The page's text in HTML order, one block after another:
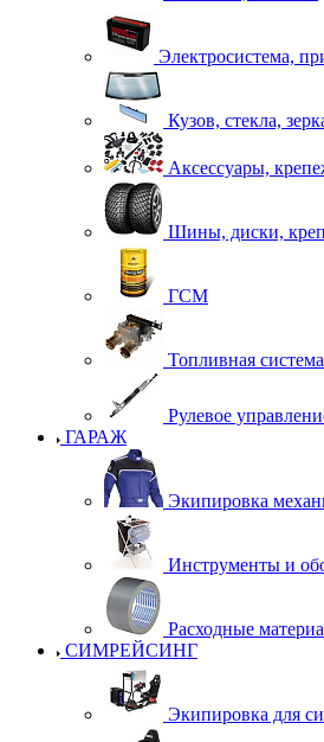
Электросистема,
Кузов, стекла,
Аксессуары,
Шины, диски,
ГСМ
Топливная система
Рулевое
ГАРАЖ
Экипировка
Инструменты и
Расходные
СИМРЕЙСИНГ
Экипировка для